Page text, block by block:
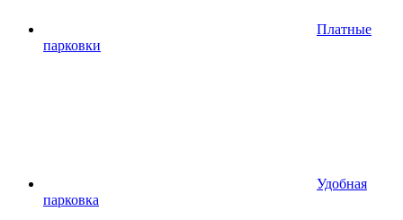
Платные
парковки
Удобная
парковка